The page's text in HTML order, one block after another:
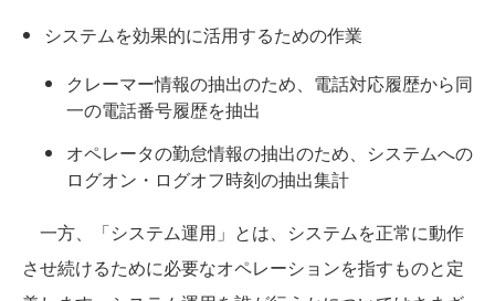
システムを効果的に活用するための作業
クレーマー情報の抽出のため、電話対応履歴から同
一の電話番号履歴を抽出
オペレータの勤怠情報の抽出のため、システムへの
ログオン・ログオフ時刻の抽出集計
一方、「システム運用」とは、システムを正常に動作
させ続けるために必要なオペレーションを指すものと定